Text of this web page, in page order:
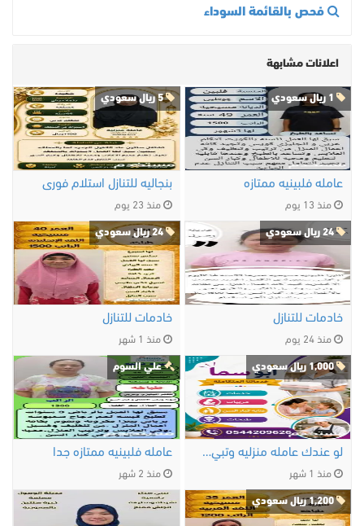
فحص بالقائمة السوداء
اعلانات مشابهة
عامله فلبينيه ممتازه
منذ 13 يوم
5 ريال سعودي
بنجاليه للتنازل استلام فورى
منذ 23 يوم
24 ريال سعودي
خادمات للتنازل
منذ 24 يوم
24 ريال سعودي
خادمات للتنازل
منذ 1 شهر
1,000 ريال سعودي
لو عندك عامله منزليه وتبي تتنازل عنها تواصل …
منذ 1 شهر
علي السوم
عامله فلبينيه ممتازه جدا
منذ 2 شهر